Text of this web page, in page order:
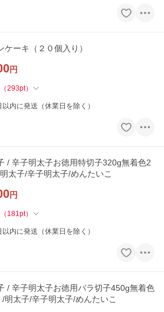
ケーキ（２０個入り）
円
（293pt）
内に発送（休業日を除く）
/ 辛子明太子お徳用特切子320g無着色2
太子/辛子明太子/めんたいこ
円
（ 181pt）
内に発送（休業日を除く）
/ 辛子明太子お徳用バラ切子450g無着色
太子/辛子明太子/めんたいこ